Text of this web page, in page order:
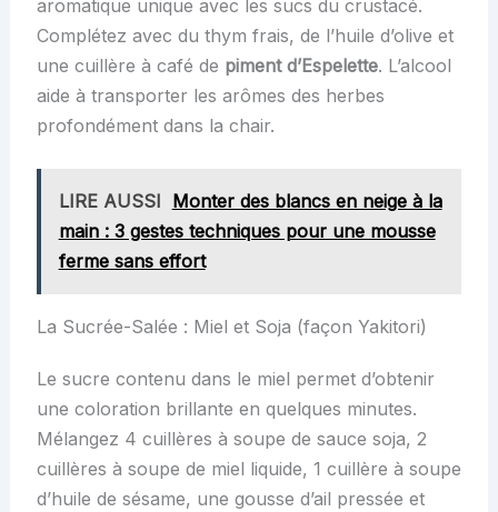
aromatique unique avec les sucs du crustacé.
Complétez avec du thym frais, de l’huile d’olive et
une cuillère à café de piment d’Espelette. L’alcool
aide à transporter les arômes des herbes
profondément dans la chair.
LIRE AUSSI Monter des blancs en neige à la
main : 3 gestes techniques pour une mousse
ferme sans effort
La Sucrée-Salée : Miel et Soja (façon Yakitori)
Le sucre contenu dans le miel permet d’obtenir
une coloration brillante en quelques minutes.
Mélangez 4 cuillères à soupe de sauce soja, 2
cuillères à soupe de miel liquide, 1 cuillère à soupe
d’huile de sésame, une gousse d’ail pressée et